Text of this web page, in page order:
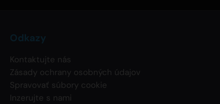
Odkazy
Kontaktujte nás
Zásady ochrany osobných údajov
Spravovať súbory cookie
Inzerujte s nami